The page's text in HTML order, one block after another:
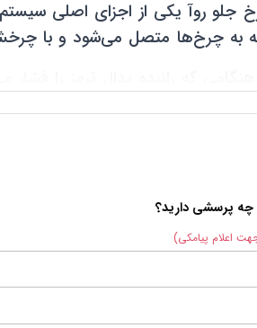
جلو روآ یکی از اجزای اصلی
به چرخ‌ها متصل می‌شود و با
هنگامی که راننده پدال ترمز را
خودرو به دلیل طراحی
به یک سمت ، افزایش طول
جذب ارتعاشات ناشی از ترمز گیری
چه پرسشی دارید؟
اعلام پیامکی)